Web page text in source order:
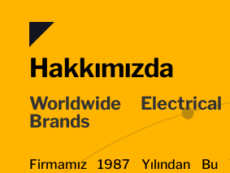
Hakkımızda
Worldwide
Brands
Firmamız 1987 Yılından Bu